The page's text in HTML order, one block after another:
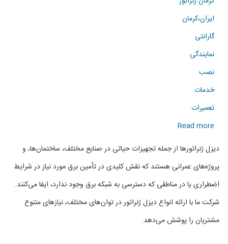
ایران،کرمان
گارانتی
نمایندگی
نصب
خدمات
تعمیرات
Read more
about
فروش
انواع
دیزل
ژنراتور
در
دیزل ژنراتورها از جمله تجهیزات حیاتی در صنایع مختلف، ساختمان‌ها، و
پروژه‌های عمرانی هستند که نقش کلیدی در تأمین برق مورد نیاز در شرایط
اضطراری یا در مناطقی که دسترسی به شبکه برق وجود ندارد، ایفا می‌کنند.
شرکت ما با ارائه انواع دیزل ژنراتور در توان‌های مختلف، نیازهای متنوع
مشتریان را پوشش می‌دهد.